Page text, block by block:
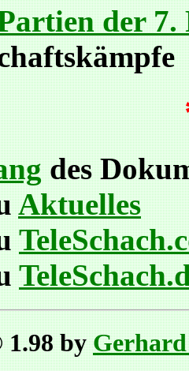
der 7.
des
Aktuelles
1.98 by